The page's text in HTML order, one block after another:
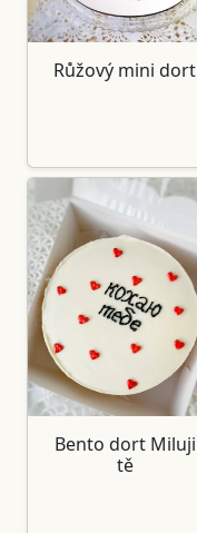
Růžový mini dort
Bento dort Miluji
tě